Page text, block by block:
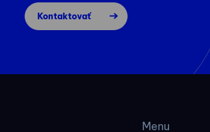
Kontaktovať
Menu